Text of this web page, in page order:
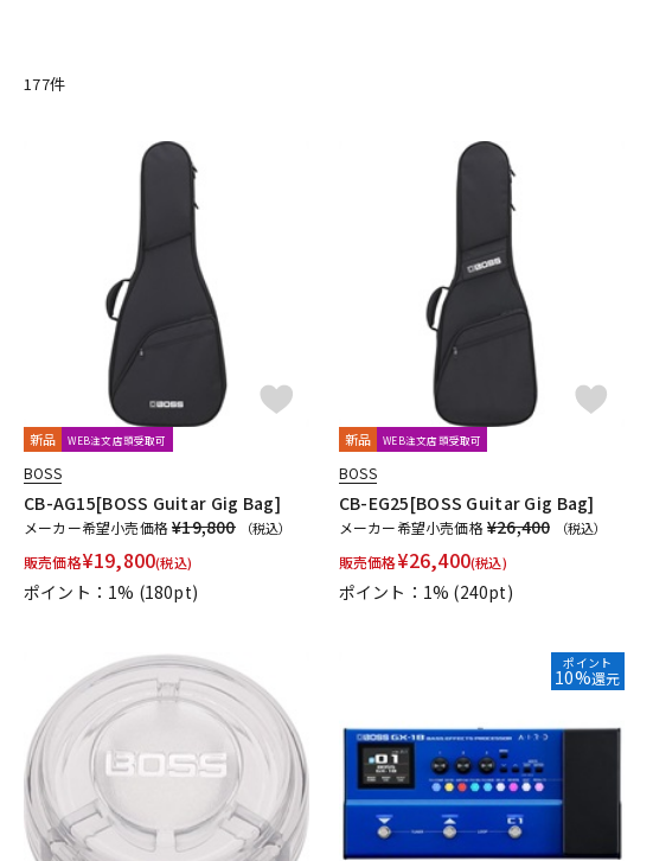
177件
新品 WEB注文店頭受取可
BOSS
CB-AG15[BOSS Guitar Gig Bag]
メーカー希望小売価格¥19,800 （税込）
販売価格¥19,800(税込)
ポイント：1% (180pt)
新品 WEB注文店頭受取可
BOSS
CB-EG25[BOSS Guitar Gig Bag]
メーカー希望小売価格¥26,400 （税込）
販売価格¥26,400(税込)
ポイント：1% (240pt)
ポイント
10%還元